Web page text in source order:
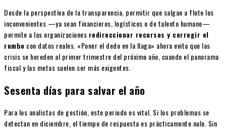
Desde la perspectiva de la transparencia, permitir que salgan a flote los
inconvenientes —ya sean financieros, logísticos o de talento humano—
permite a las organizaciones redireccionar recursos y corregir el
rumbo con datos reales. «Poner el dedo en la llaga» ahora evita que las
crisis se hereden al primer trimestre del próximo año, cuando el panorama
fiscal y las metas suelen ser más exigentes.
Sesenta días para salvar el año
Para los analistas de gestión, este periodo es vital. Si los problemas se
detectan en diciembre, el tiempo de respuesta es prácticamente nulo. Sin